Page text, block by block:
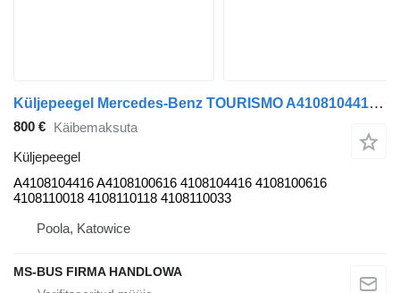
Küljepeegel Mercedes-Benz TOURISMO A4108104416 A4108100616 tüübi jaoks bussi Setra S500
800 €
Käibemaksuta
Küljepeegel
A4108104416 A4108100616 4108104416 4108100616
4108110018 4108110118 4108110033
Poola, Katowice
MS-BUS FIRMA HANDLOWA